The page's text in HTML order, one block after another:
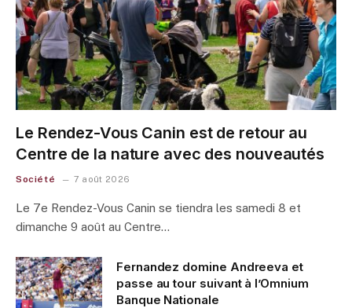
Le Rendez-Vous Canin est de retour au
Centre de la nature avec des nouveautés
Société 7 août 2026
Le 7e Rendez-Vous Canin se tiendra les samedi 8 et
dimanche 9 août au Centre…
Fernandez domine Andreeva et
passe au tour suivant à l’Omnium
Banque Nationale